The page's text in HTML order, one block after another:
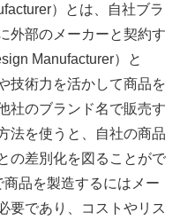
）とは、自社ブラ
外部のメーカーと契約す
Manufacturer）と
技術力を活かして商品を
社のブランド名で販売す
法を使うと、自社の商品
の差別化を図ることがで
品を製造するにはメー
要であり、コストやリス